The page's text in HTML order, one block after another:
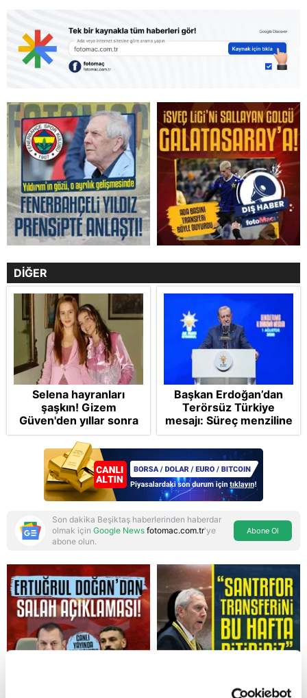
Reddet
DİĞER
Selena hayranları
şaşkın! Gizem
Güven'den yıllar sonra
gelen Cansu Demirci
itirafı! "Konuşmuyoruz"
Başkan Erdoğan’dan
Terörsüz Türkiye
mesajı: Süreç menziline
varacak
Son dakika Beşiktaş haberlerinden haberdar
olmak için Google News fotomac.com.tr'ye
abone olun.
Abone Ol